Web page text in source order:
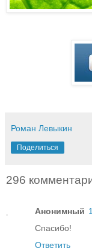
Роман Левыкин
Поделиться
296
Анонимный
Спасибо!
Ответить